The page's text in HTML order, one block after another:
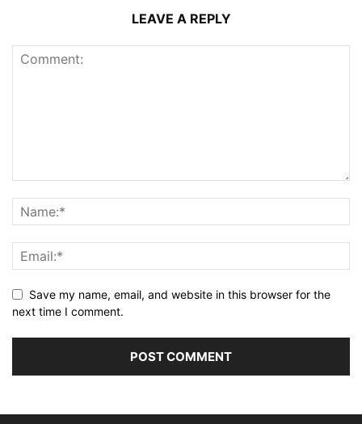
LEAVE A REPLY
Save my name, email, and website in this browser for the
next time I comment.